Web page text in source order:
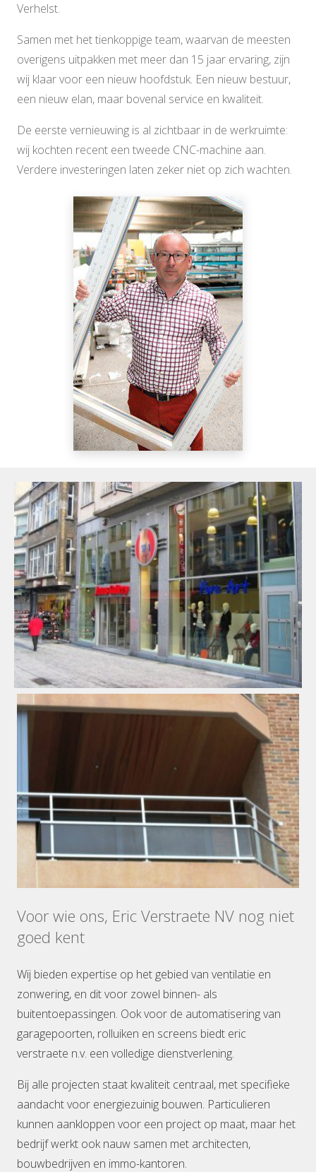
Verhelst.
Samen met het tienkoppige team, waarvan de meesten
overigens uitpakken met meer dan 15 jaar ervaring, zijn
wij klaar voor een nieuw hoofdstuk. Een nieuw bestuur,
een nieuw elan, maar bovenal service en kwaliteit.
De eerste vernieuwing is al zichtbaar in de werkruimte:
wij kochten recent een tweede CNC-machine aan.
Verdere investeringen laten zeker niet op zich wachten.
Voor wie ons, Eric Verstraete NV nog niet
goed kent
Wij bieden expertise op het gebied van ventilatie en
zonwering, en dit voor zowel binnen- als
buitentoepassingen. Ook voor de automatisering van
garagepoorten, rolluiken en screens biedt eric
verstraete n.v. een volledige dienstverlening.
Bij alle projecten staat kwaliteit centraal, met specifieke
aandacht voor energiezuinig bouwen. Particulieren
kunnen aankloppen voor een project op maat, maar het
bedrijf werkt ook nauw samen met architecten,
bouwbedrijven en immo-kantoren.